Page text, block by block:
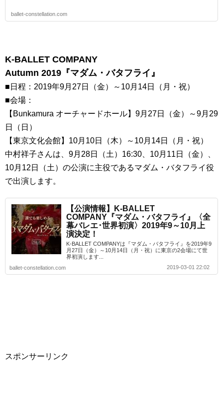
ballet-constellation.com
K-BALLET COMPANY
Autumn 2019『マダム・バタフライ』
■日程：2019年9月27日（金）～10月14日（月・祝）
■会場：
【Bunkamura オーチャードホール】9月27日（金）～9月29
日（日）
【東京文化会館】10月10日（木）～10月14日（月・祝）
中村祥子さんは、9月28日（土）16:30、10月11日（金）、
10月12日（土）の公演に主役であるマダム・バタフライ役
で出演します。
【公演情報】K-BALLET
COMPANY『マダム・バタフライ』〈全
幕バレエ･世界初演〉2019年9～10月上
演決定！
K-BALLET COMPANYは『マダム・バタフライ』を2019年9
月27日（金）～10月14日（月・祝）に東京の2会場にて世
界初演します...
ballet-constellation.com
2019-03-01 22:02
スポンサーリンク